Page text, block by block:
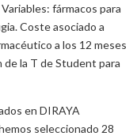
fármacos para
Coste asociado a
a los 12 meses
de la T de Student para
en DIRAYA
seleccionado 28